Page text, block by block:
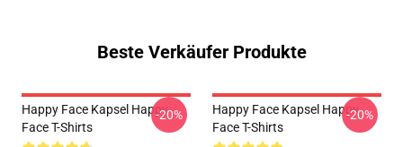
Beste Verkäufer Produkte
Happy Face Kapsel Happy
Face T-Shirts
-20%
Happy Face Kapsel Happy
Face T-Shirts
-20%